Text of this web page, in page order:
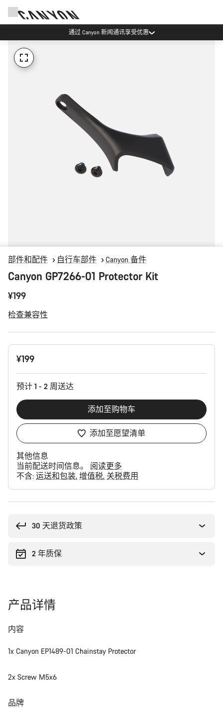
通过 Canyon 新闻通讯享受优惠
部件和配件 自行车部件 Canyon 备件
Canyon GP7266-01 Protector Kit
¥199
检查兼容性
产
¥199
预计 1 - 2 周送达
添加至购物车
添加至愿望清单
其他信息
当前配送时间信息。 阅读更多
不含: 运送和包装 增值税 关税费用
30 天退货政策
2 年质保
产品详情
内容
1x Canyon EP1489-01 Chainstay Protector
2x Screw M5x6
品牌